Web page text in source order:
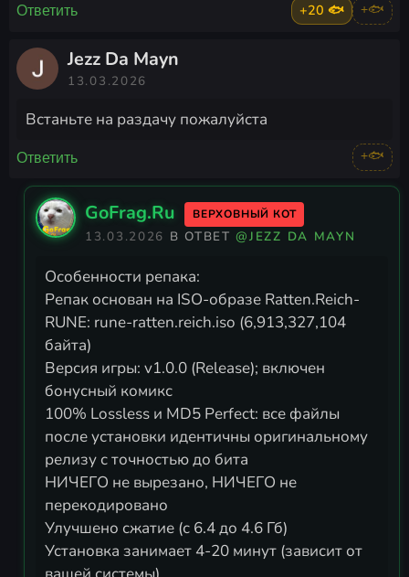
Ответить +20 🐟 +🐟
Jezz Da Mayn
13.03.2026
Встаньте на раздачу пожалуйста
Ответить +🐟
GoFrag.Ru ВЕРХОВНЫЙ КОТ
13.03.2026 В ОТВЕТ@JEZZ DA MAYN
Особенности репака:
Репак основан на ISO-образе Ratten.Reich-
RUNE: rune-ratten.reich.iso (6,913,327,104
байта)
Версия игры: v1.0.0 (Release); включен
бонусный комикс
100% Lossless и MD5 Perfect: все файлы
после установки идентичны оригинальному
релизу с точностью до бита
НИЧЕГО не вырезано, НИЧЕГО не
перекодировано
Улучшено сжатие (с 6.4 до 4.6 Гб)
Установка занимает 4-20 минут (зависит от